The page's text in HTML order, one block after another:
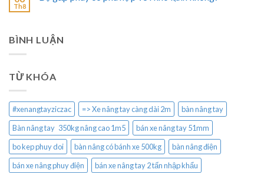
Th8
BÌNH LUẬN
TỪ KHÓA
#xenangtayziczac => Xe nâng tay càng dài 2m
bàn nâng tay
Bàn nâng tay 350kg nâng cao 1m5
bán xe nâng tay 51mm
bo kep phuy doi
bàn nâng có bánh xe 500kg
bàn nâng điện
bán xe nâng phuy điện
bán xe nâng tay 2 tấn nhập khẩu